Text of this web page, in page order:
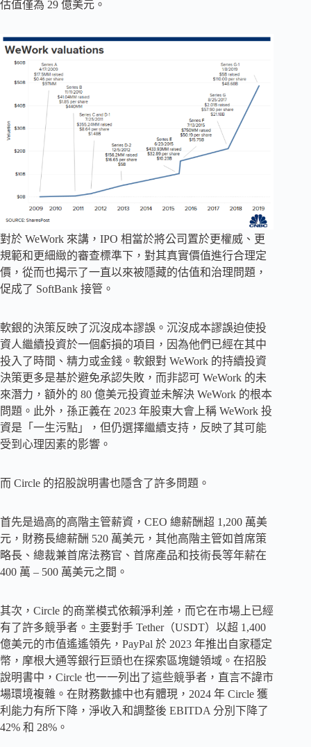
估值僅為 29 億美元。
對於 WeWork 來講，IPO 相當於將公司置於更權威、更
規範和更細緻的審查標準下，對其真實價值進行合理定
價，從而也揭示了一直以來被隱藏的估值和治理問題，
促成了 SoftBank 接管。
軟銀的決策反映了沉沒成本謬誤。沉沒成本謬誤迫使投
資人繼續投資於一個虧損的項目，因為他們已經在其中
投入了時間、精力或金錢。軟銀對 WeWork 的持續投資
決策更多是基於避免承認失敗，而非認可 WeWork 的未
來潛力，額外的 80 億美元投資並未解決 WeWork 的根本
問題。此外，孫正義在 2023 年股東大會上稱 WeWork 投
資是「一生污點」，但仍選擇繼續支持，反映了其可能
受到心理因素的影響。
而 Circle 的招股說明書也隱含了許多問題。
首先是過高的高階主管薪資，CEO 總薪酬超 1,200 萬美
元，財務長總薪酬 520 萬美元，其他高階主管如首席策
略長、總裁兼首席法務官、首席產品和技術長等年薪在
400 萬 – 500 萬美元之間。
其次，Circle 的商業模式依賴淨利差，而它在市場上已經
有了許多競爭者。主要對手 Tether（USDT）以超 1,400
億美元的市值遙遙領先，PayPal 於 2023 年推出自家穩定
幣，摩根大通等銀行巨頭也在探索區塊鏈領域。在招股
說明書中，Circle 也一一列出了這些競爭者，直言不諱市
場環境複雜。在財務數據中也有體現，2024 年 Circle 獲
利能力有所下降，淨收入和調整後 EBITDA 分別下降了
42% 和 28%。